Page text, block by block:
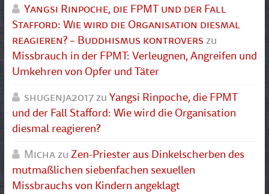
Yangsi Rinpoche, die FPMT und der Fall
Stafford: Wie wird die Organisation diesmal
reagieren? – Buddhismus kontrovers zu
Missbrauch in der FPMT: Verleugnen, Angreifen und
Umkehren von Opfer und Täter
shugenja2017zuYangsi Rinpoche, die FPMT
und der Fall Stafford: Wie wird die Organisation
diesmal reagieren?
MichazuZen-Priester aus Dinkelscherben des
mutmaßlichen siebenfachen sexuellen
Missbrauchs von Kindern angeklagt